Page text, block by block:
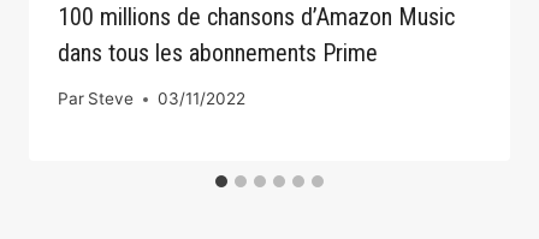
100 millions de chansons d’Amazon Music
dans tous les abonnements Prime
Par Steve 03/11/2022